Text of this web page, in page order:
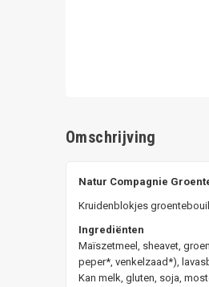
Omschrijving
Natur Compagnie
Kruidenblokjes
Ingrediënten
Maïszetmeel, sheavet,
peper*, venkelzaad*),
Kan melk, gluten, soja,